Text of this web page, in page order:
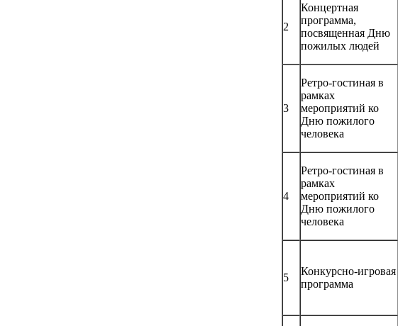
2
Концертная
программа,
посвященная Дню
пожилых людей
3
Ретро-гостиная в
рамках
мероприятий ко
Дню пожилого
человека
4
Ретро-гостиная в
рамках
мероприятий ко
Дню пожилого
человека
5
Конкурсно-игровая
программа